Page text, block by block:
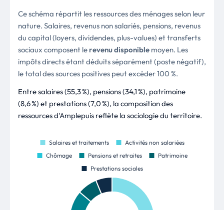
Ce schéma répartit les ressources des ménages selon leur
nature. Salaires, revenus non salariés, pensions, revenus
du capital (loyers, dividendes, plus-values) et transferts
sociaux composent lerevenu disponible moyen. Les
impôts directs étant déduits séparément (poste négatif),
le total des sources positives peut excéder 100 %.
Entre salaires (55,3 %), pensions (34,1 %), patrimoine
(8,6 %) et prestations (7,0 %), la composition des
ressources d'Amplepuis reflète la sociologie du territoire.